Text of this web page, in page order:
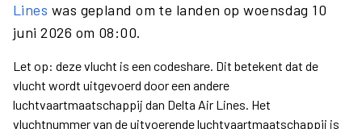
Lines was gepland om te landen op woensdag 10
juni 2026 om 08:00.
Let op: deze vlucht is een codeshare. Dit betekent dat de
vlucht wordt uitgevoerd door een andere
luchtvaartmaatschappij dan Delta Air Lines. Het
vluchtnummer van de uitvoerende luchtvaartmaatschappij is